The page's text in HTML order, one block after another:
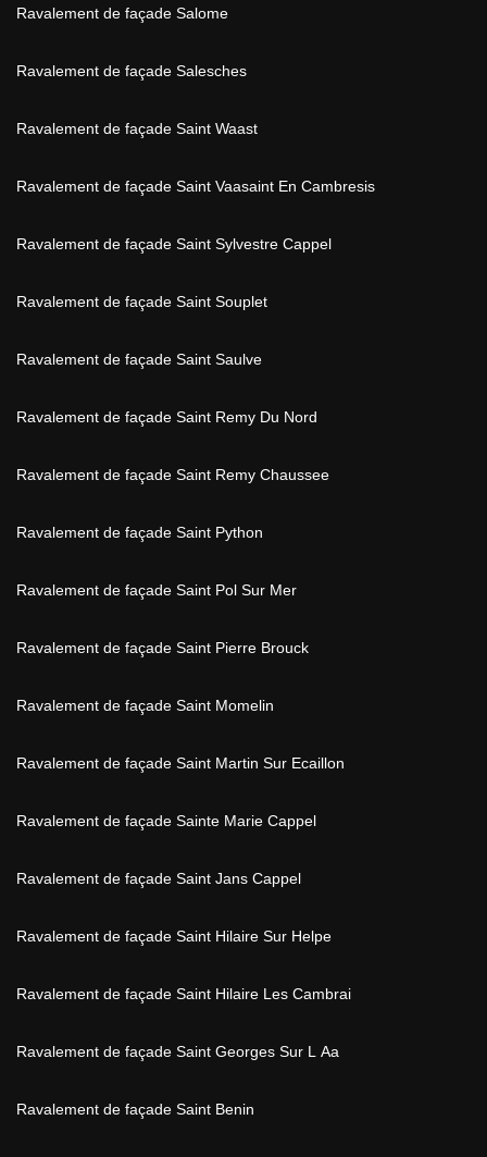
Ravalement de façade Salome
Ravalement de façade Salesches
Ravalement de façade Saint Waast
Ravalement de façade Saint Vaasaint En Cambresis
Ravalement de façade Saint Sylvestre Cappel
Ravalement de façade Saint Souplet
Ravalement de façade Saint Saulve
Ravalement de façade Saint Remy Du Nord
Ravalement de façade Saint Remy Chaussee
Ravalement de façade Saint Python
Ravalement de façade Saint Pol Sur Mer
Ravalement de façade Saint Pierre Brouck
Ravalement de façade Saint Momelin
Ravalement de façade Saint Martin Sur Ecaillon
Ravalement de façade Sainte Marie Cappel
Ravalement de façade Saint Jans Cappel
Ravalement de façade Saint Hilaire Sur Helpe
Ravalement de façade Saint Hilaire Les Cambrai
Ravalement de façade Saint Georges Sur L Aa
Ravalement de façade Saint Benin